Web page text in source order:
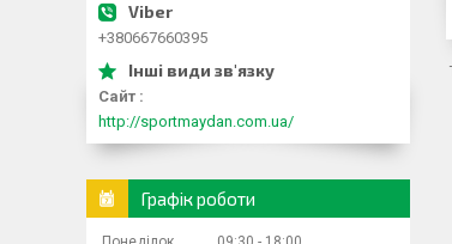
+380667660395
Сайт
http://sportmaydan.com.ua/
Графік роботи